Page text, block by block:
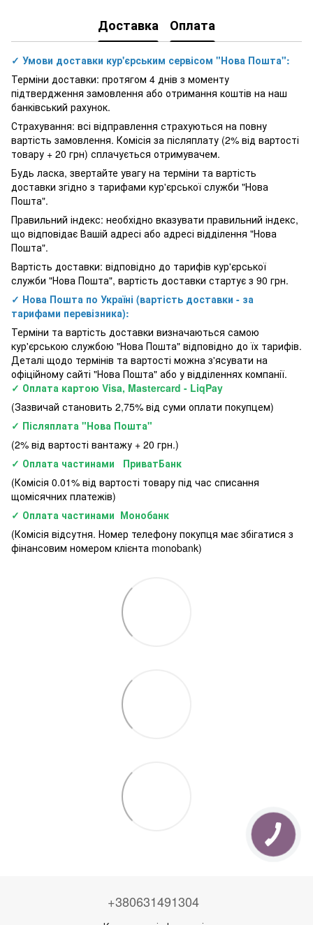
Доставка Оплата
✓ Умови доставки кур'єрським сервісом "Нова Пошта":
Терміни доставки: протягом 4 днів з моменту
підтвердження замовлення або отримання коштів на наш
банківський рахунок.
Страхування: всі відправлення страхуються на повну
вартість замовлення. Комісія за післяплату (2% від вартості
товару + 20 грн) сплачується отримувачем.
Будь ласка, звертайте увагу на терміни та вартість
доставки згідно з тарифами кур'єрської служби "Нова
Пошта".
Правильний індекс: необхідно вказувати правильний індекс,
що відповідає Вашій адресі або адресі відділення "Нова
Пошта".
Вартість доставки: відповідно до тарифів кур'єрської
служби "Нова Пошта", вартість доставки стартує з 90 грн.
✓ Нова Пошта по Україні (вартість доставки - за
тарифами перевізника):
Терміни та вартість доставки визначаються самою
кур'єрською службою "Нова Пошта" відповідно до їх тарифів.
Деталі щодо термінів та вартості можна з'ясувати на
офіційному сайті "Нова Пошта" або у відділеннях компанії.
✓ Оплата картою Visa, Mastercard - LiqPay
(Зазвичай становить 2,75% від суми оплати покупцем)
✓ Післяплата "Нова Пошта"
(2% від вартості вантажу + 20 грн.)
✓ Оплата частинами ПриватБанк
(Комісія 0.01% від вартості товару під час списання
щомісячних платежів)
✓ Оплата частинами Монобанк
(Комісія відсутня. Номер телефону покупця має збігатися з
фінансовим номером клієнта monobank)
+380631491304